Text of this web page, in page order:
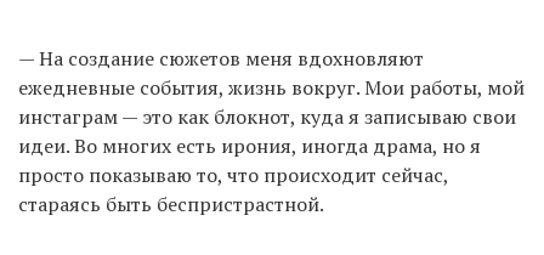
— На создание сюжетов меня вдохновляют
ежедневные события, жизнь вокруг. Мои работы, мой
инстаграм — это как блокнот, куда я записываю свои
идеи. Во многих есть ирония, иногда драма, но я
просто показываю то, что происходит сейчас,
стараясь быть беспристрастной.